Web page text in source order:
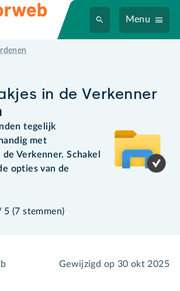
Menu
in de Verkenner
tegelijk
met
Verkenner. Schakel
opties van de
5 (7 stemmen)
Gewijzigd op 30 okt 2025